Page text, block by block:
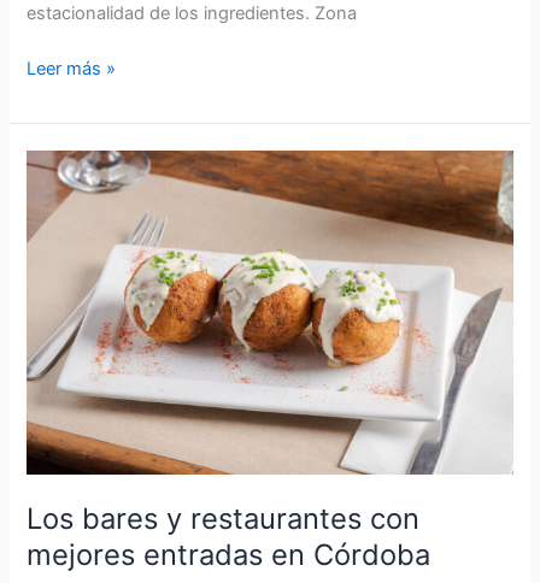
estacionalidad de los ingredientes. Zona
Leer más »
Los bares y restaurantes con
mejores entradas en Córdoba
Los
bares
restaurantes
mejores
entradas
en
Córdoba